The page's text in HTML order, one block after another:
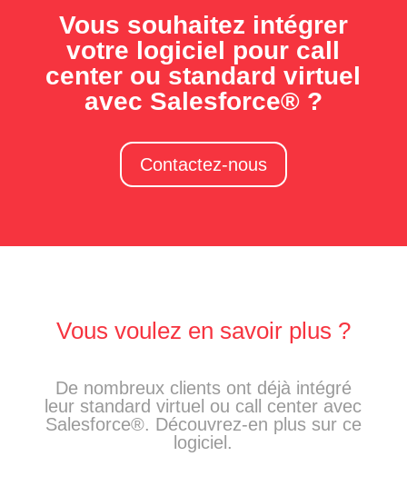
Vous souhaitez intégrer
votre logiciel pour call
center ou standard virtuel
avec Salesforce® ?
Contactez-nous
Vous voulez en savoir plus ?
De nombreux clients ont déjà intégré
leur standard virtuel ou call center avec
Salesforce®. Découvrez-en plus sur ce
logiciel.